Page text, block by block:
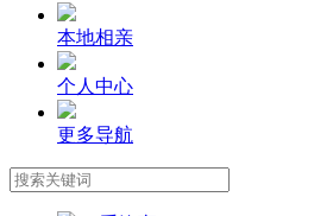
本地相亲
个人中心
更多导航